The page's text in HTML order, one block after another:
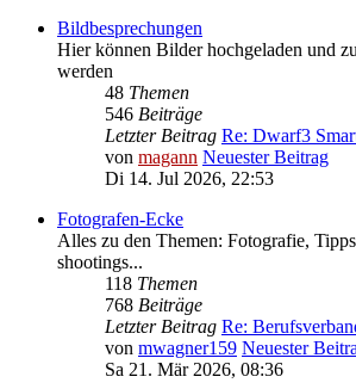
Bildbesprechungen
Hier können Bilder hochgeladen und
werden
48 Themen
546 Beiträge
Letzter Beitrag Re: Dwarf3
von magann Neuester Beitrag
Di 14. Jul 2026, 22:53
Fotografen-Ecke
Alles zu den Themen: Fotografie,
shootings...
118 Themen
768 Beiträge
Letzter Beitrag Re:
von mwagner159 Neuester
Sa 21. Mär 2026, 08:36